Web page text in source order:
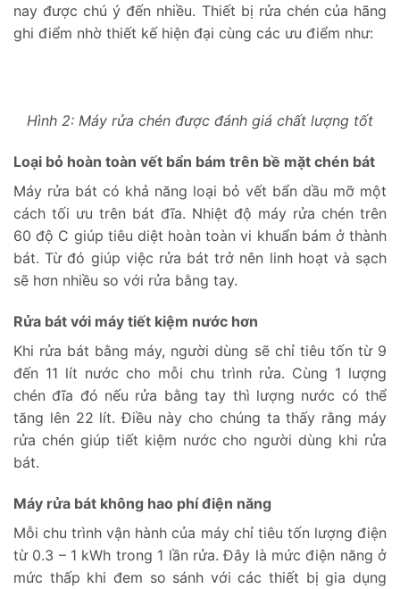
nay được chú ý đến nhiều. Thiết bị rửa chén của hãng
ghi điểm nhờ thiết kế hiện đại cùng các ưu điểm như:
Hình 2: Máy rửa chén được đánh giá chất lượng tốt
Loại bỏ hoàn toàn vết bẩn bám trên bề mặt chén bát
Máy rửa bát có khả năng loại bỏ vết bẩn dầu mỡ một
cách tối ưu trên bát đĩa. Nhiệt độ máy rửa chén trên
60 độ C giúp tiêu diệt hoàn toàn vi khuẩn bám ở thành
bát. Từ đó giúp việc rửa bát trở nên linh hoạt và sạch
sẽ hơn nhiều so với rửa bằng tay.
Rửa bát với máy tiết kiệm nước hơn
Khi rửa bát bằng máy, người dùng sẽ chỉ tiêu tốn từ 9
đến 11 lít nước cho mỗi chu trình rửa. Cùng 1 lượng
chén đĩa đó nếu rửa bằng tay thì lượng nước có thể
tăng lên 22 lít. Điều này cho chúng ta thấy rằng máy
rửa chén giúp tiết kiệm nước cho người dùng khi rửa
bát.
Máy rửa bát không hao phí điện năng
Mỗi chu trình vận hành của máy chỉ tiêu tốn lượng điện
từ 0.3 – 1 kWh trong 1 lần rửa. Đây là mức điện năng ở
mức thấp khi đem so sánh với các thiết bị gia dụng